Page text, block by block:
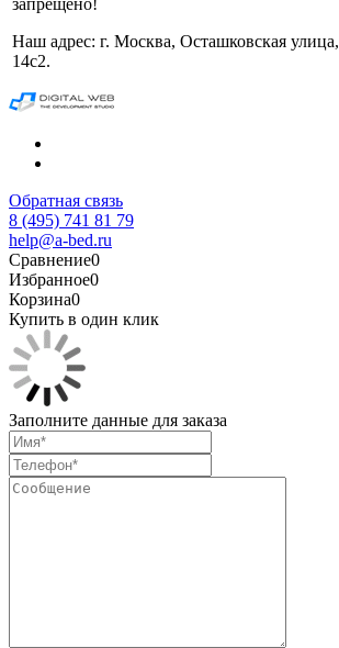
запрещено!
Наш адрес: г. Москва, Осташковская улица,
14с2.
Обратная связь
8 (495) 741 81 79
help@a-bed.ru
Сравнение0
Избранное0
Корзина0
Купить в один клик
Заполните данные для заказа